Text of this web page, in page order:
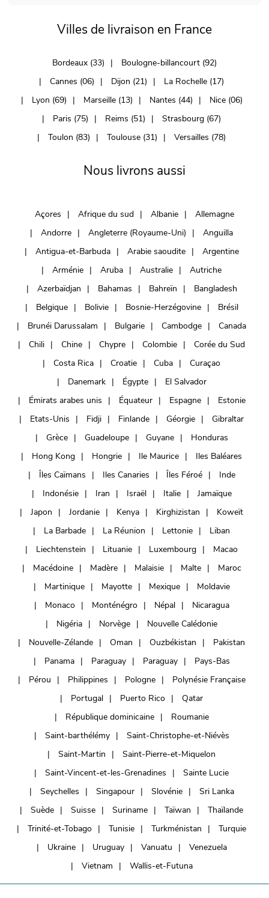
Villes de livraison en France
Bordeaux (33)
Boulogne-billancourt (92)
Cannes (06)
Dijon (21)
La Rochelle (17)
Lyon (69)
Marseille (13) Nantes (44)
Nice (06)
Paris (75)
Reims (51)
Strasbourg (67)
Toulon (83)
Toulouse (31) Versailles (78)
Nous livrons aussi
Açores Afrique du sud Albanie
Allemagne
Andorre
Angleterre (Royaume-Uni)
Anguilla
Antigua-et-Barbuda
Arabie saoudite
Argentine
Arménie
Aruba Australie
Autriche
Azerbaïdjan
Bahamas Bahreïn
Bangladesh
Belgique
Bolivie Bosnie-Herzégovine
Brésil
Brunéi Darussalam
Bulgarie Cambodge
Canada
Chili
Chine Chypre Colombie
Corée du Sud
Costa Rica
Croatie Cuba
Curaçao
Danemark
Égypte
El Salvador
Émirats arabes unis
Équateur Espagne
Estonie
Etats-Unis
Fidji Finlande Géorgie
Gibraltar
Grèce
Guadeloupe Guyane
Honduras
Hong Kong
Hongrie Ile Maurice
Iles Baléares
Îles Caïmans
Iles Canaries Îles Féroé
Inde
Indonésie
Iran Israël Italie
Jamaïque
Japon
Jordanie Kenya Kirghizistan
Koweït
La Barbade
La Réunion Lettonie
Liban
Liechtenstein
Lituanie Luxembourg
Macao
Macédoine
Madère Malaisie Malte
Maroc
Martinique
Mayotte Mexique
Moldavie
Monaco
Monténégro Népal
Nicaragua
Nigéria
Norvège
Nouvelle Calédonie
Nouvelle-Zélande
Oman Ouzbékistan
Pakistan
Panama
Paraguay Paraguay
Pays-Bas
Pérou
Philippines Pologne
Polynésie Française
Portugal
Puerto Rico
Qatar
République dominicaine
Roumanie
Saint-barthélémy
Saint-Christophe-et-Niévès
Saint-Martin
Saint-Pierre-et-Miquelon
Saint-Vincent-et-les-Grenadines
Sainte Lucie
Seychelles
Singapour Slovénie
Sri Lanka
Suède
Suisse Suriname Taïwan
Thaïlande
Trinité-et-Tobago
Tunisie Turkménistan
Turquie
Ukraine
Uruguay Vanuatu
Venezuela
Vietnam
Wallis-et-Futuna